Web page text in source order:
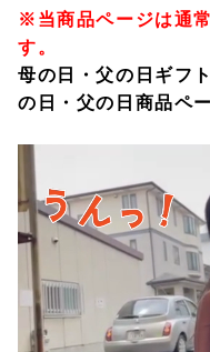
※当商品ページは通
す。
母の日・父の日ギフ
の日・父の日商品ペ